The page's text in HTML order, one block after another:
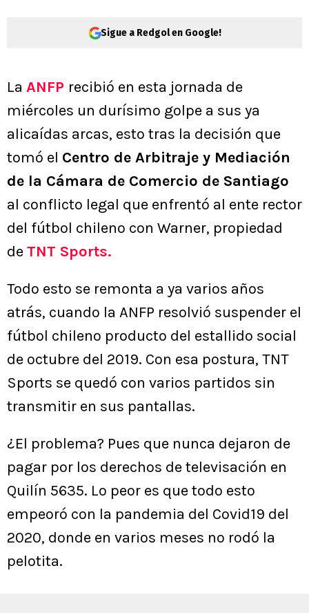
Sigue a Redgol en Google!
La ANFP recibió en esta jornada de
miércoles un durísimo golpe a sus ya
alicaídas arcas, esto tras la decisión que
tomó el Centro de Arbitraje y Mediación
de la Cámara de Comercio de Santiago
al conflicto legal que enfrentó al ente rector
del fútbol chileno con Warner, propiedad
deTNT Sports.
Todo esto se remonta a ya varios años
atrás, cuando la ANFP resolvió suspender el
fútbol chileno producto del estallido social
de octubre del 2019. Con esa postura, TNT
Sports se quedó con varios partidos sin
transmitir en sus pantallas.
¿El problema? Pues que nunca dejaron de
pagar por los derechos de televisación en
Quilín 5635. Lo peor es que todo esto
empeoró con la pandemia del Covid19 del
2020, donde en varios meses no rodó la
pelotita.